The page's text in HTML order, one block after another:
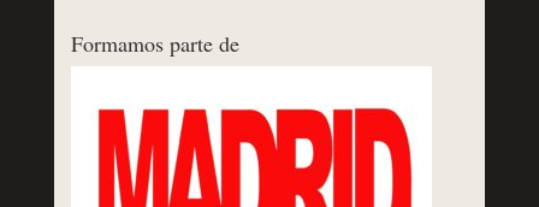
Formamos parte de